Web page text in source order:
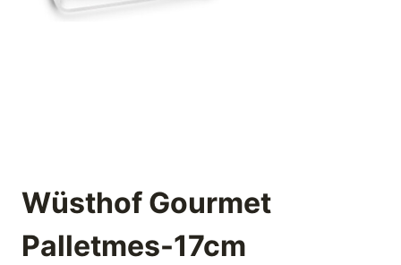
Wüsthof Gourmet
Palletmes-17cm